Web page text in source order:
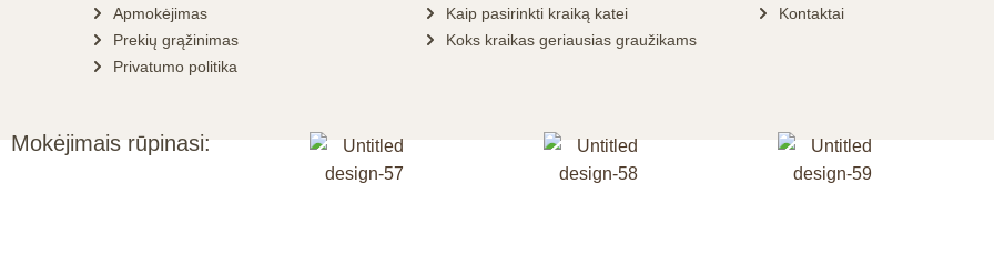
Apmokėjimas
Prekių grąžinimas
Privatumo politika
Kaip pasirinkti kraiką katei
Koks kraikas geriausias graužikams
Kontaktai
Mokėjimais rūpinasi: